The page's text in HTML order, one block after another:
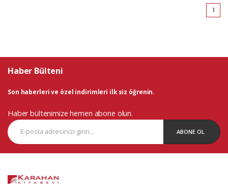
1
Haber Bülteni
Son haberleri ve özel indirimleri ilk siz öğrenin.
Haber bültenimize hemen abone olun.
ABONE OL